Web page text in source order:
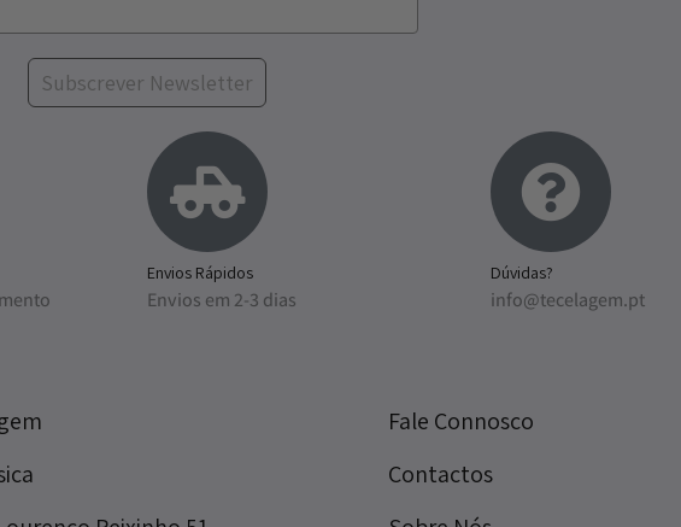
Subscrever Newsletter
Envios Rápidos
Envios em 2-3 dias
Dúvidas?
info@tecelagem.pt
Fale Connosco
Contactos